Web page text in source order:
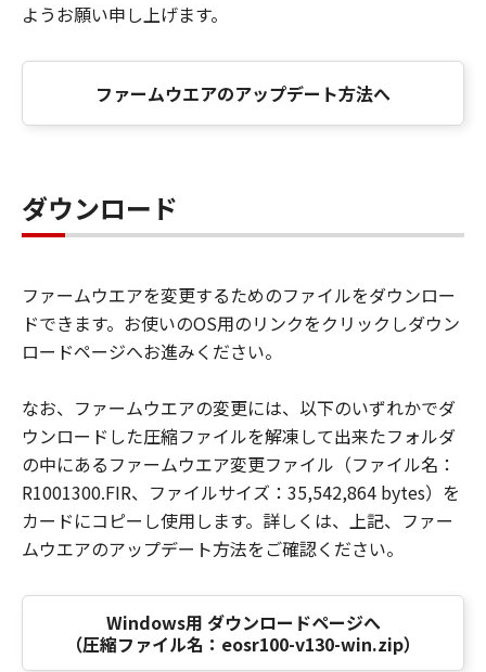
ようお願い申し上げます。
ファームウエアのアップデート方法へ
ダウンロード
ファームウエアを変更するためのファイルをダウンロー
ドできます。お使いのOS用のリンクをクリックしダウン
ロードページへお進みください。
なお、ファームウエアの変更には、以下のいずれかでダ
ウンロードした圧縮ファイルを解凍して出来たフォルダ
の中にあるファームウエア変更ファイル（ファイル名：
R1001300.FIR、ファイルサイズ：35,542,864 bytes）を
カードにコピーし使用します。詳しくは、上記、ファー
ムウエアのアップデート方法をご確認ください。
Windows用 ダウンロードページへ
（圧縮ファイル名：eosr100-v130-win.zip）